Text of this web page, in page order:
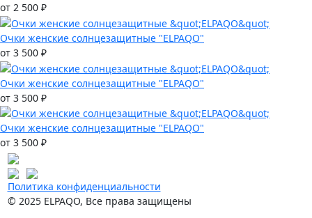
от 2 500 ₽
Очки женские солнцезащитные "ELPAQO"
от 3 500 ₽
Очки женские солнцезащитные "ELPAQO"
от 3 500 ₽
Очки женские солнцезащитные "ELPAQO"
от 3 500 ₽
Политика конфиденциальности
© 2025 ELPAQO, Все права защищены